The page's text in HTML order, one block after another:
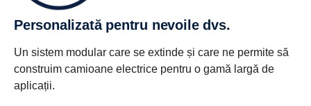
Personalizată pentru nevoile dvs.
Un sistem modular care se extinde și care ne permite să
construim camioane electrice pentru o gamă largă de
aplicații.